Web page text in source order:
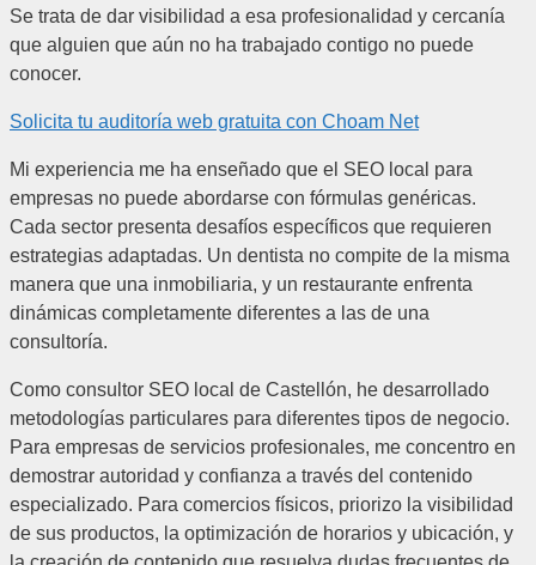
Se trata de dar visibilidad a esa profesionalidad y cercanía
que alguien que aún no ha trabajado contigo no puede
conocer.
Solicita tu auditoría web gratuita con Choam Net
Mi experiencia me ha enseñado que el SEO local para
empresas no puede abordarse con fórmulas genéricas.
Cada sector presenta desafíos específicos que requieren
estrategias adaptadas. Un dentista no compite de la misma
manera que una inmobiliaria, y un restaurante enfrenta
dinámicas completamente diferentes a las de una
consultoría.
Como consultor SEO local de Castellón, he desarrollado
metodologías particulares para diferentes tipos de negocio.
Para empresas de servicios profesionales, me concentro en
demostrar autoridad y confianza a través del contenido
especializado. Para comercios físicos, priorizo la visibilidad
de sus productos, la optimización de horarios y ubicación, y